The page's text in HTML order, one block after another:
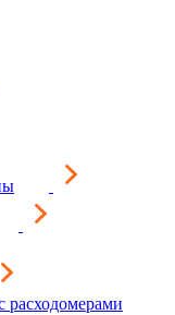
расходомерами